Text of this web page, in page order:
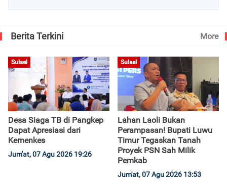
Berita Terkini More
Sulsel
Desa Siaga TB di Pangkep
Dapat Apresiasi dari
Kemenkes
Jum'at, 07 Agu 2026 19:26
Sulsel
Lahan Laoli Bukan
Perampasan! Bupati Luwu
Timur Tegaskan Tanah
Proyek PSN Sah Milik
Pemkab
Jum'at, 07 Agu 2026 13:53